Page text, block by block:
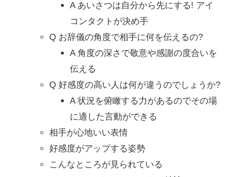
A あいさつは自分から先にする! アイ
コンタクトが決め手
Q お辞儀の角度で相手に何を伝えるの?
A 角度の深さで敬意や感謝の度合いを
伝える
Q 好感度の高い人は何が違うのでしょうか?
A 状況を俯瞰する力があるのでその場
に適した言動ができる
相手が心地いい表情
好感度がアップする姿勢
こんなところが見られている